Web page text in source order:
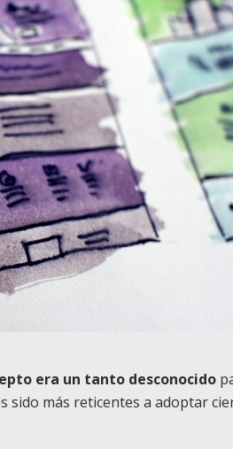
era un tanto desconocido
sido más reticentes a adoptar